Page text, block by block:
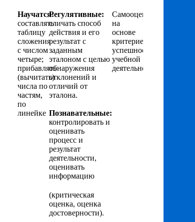
Научатся:
составлять
таблицу
сложения
с числом
четыре;
прибавлять
(вычитать)
числа по
частям,
по
линейке
Регулятивные:
сличать способ
действия и его
результат с
заданным
эталоном с целью
обнаружения
отклонений и
отличий от
эталона.
Познавательные:
контролировать и
оценивать
процесс и
результат
деятельности,
оценивать
информацию
Самооценка
на
основе
критериев
успешности
учебной
деятельности
(критическая
оценка, оценка
достоверности).